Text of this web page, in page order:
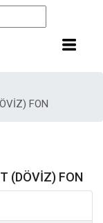
FON
(DÖVİZ) FON